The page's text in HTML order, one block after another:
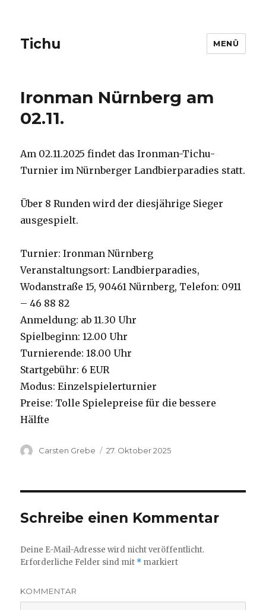
Tichu MENÜ
Ironman Nürnberg am
02.11.
Am 02.11.2025 findet das Ironman-Tichu-
Turnier im Nürnberger Landbierparadies statt.
Über 8 Runden wird der diesjährige Sieger
ausgespielt.
Turnier: Ironman Nürnberg
Veranstaltungsort: Landbierparadies,
Wodanstraße 15, 90461 Nürnberg, Telefon: 0911
– 46 88 82
Anmeldung: ab 11.30 Uhr
Spielbeginn: 12.00 Uhr
Turnierende: 18.00 Uhr
Startgebühr: 6 EUR
Modus: Einzelspielerturnier
Preise: Tolle Spielepreise für die bessere
Hälfte
Autor
Carsten Grebe
Veröffentlicht
27. Oktober 2025
Schreibe einen Kommentar
Deine E-Mail-Adresse wird nicht veröffentlicht.
Erforderliche Felder sind mit * markiert
KOMMENTAR